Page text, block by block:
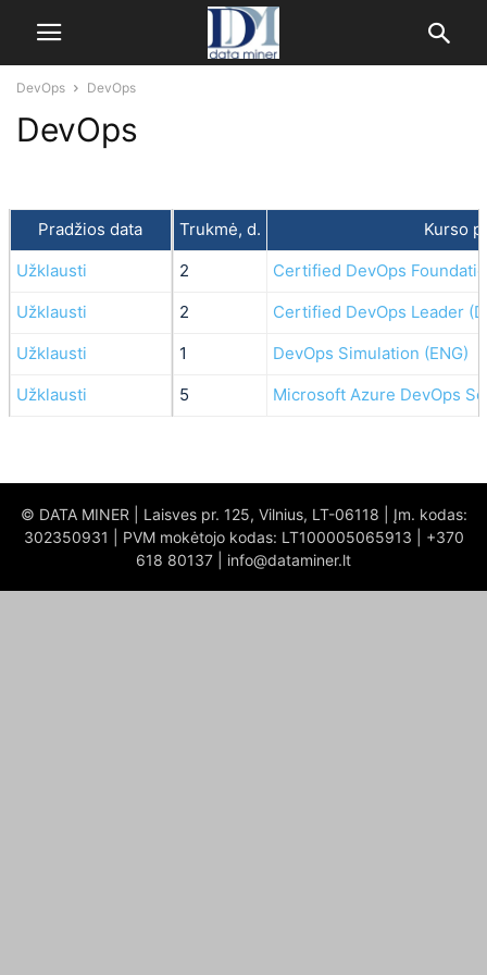
DevOps DevOps
DevOps
Trukmė, d.
Kurso
2
Certified DevOps
2
Certified DevOps Leader
1
DevOps Simulation (ENG)
5
Microsoft Azure DevOps
Pradžios data
Užklausti
Užklausti
Užklausti
Užklausti
© DATA MINER | Laisves pr. 125, Vilnius, LT-06118 | Įm. kodas:
302350931 | PVM mokėtojo kodas: LT100005065913 | +370
618 80137 | info@dataminer.lt